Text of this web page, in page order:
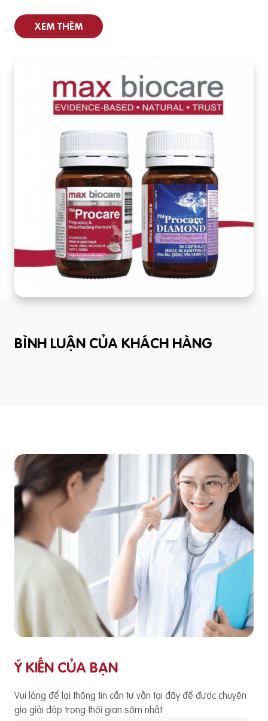
XEM THÊM
BÌNH LUẬN CỦA KHÁCH HÀNG
Ý KIẾN CỦA BẠN
Vui lòng để lại thông tin cần tư vấn tại đây để được chuyên
gia giải đáp trong thời gian sớm nhất